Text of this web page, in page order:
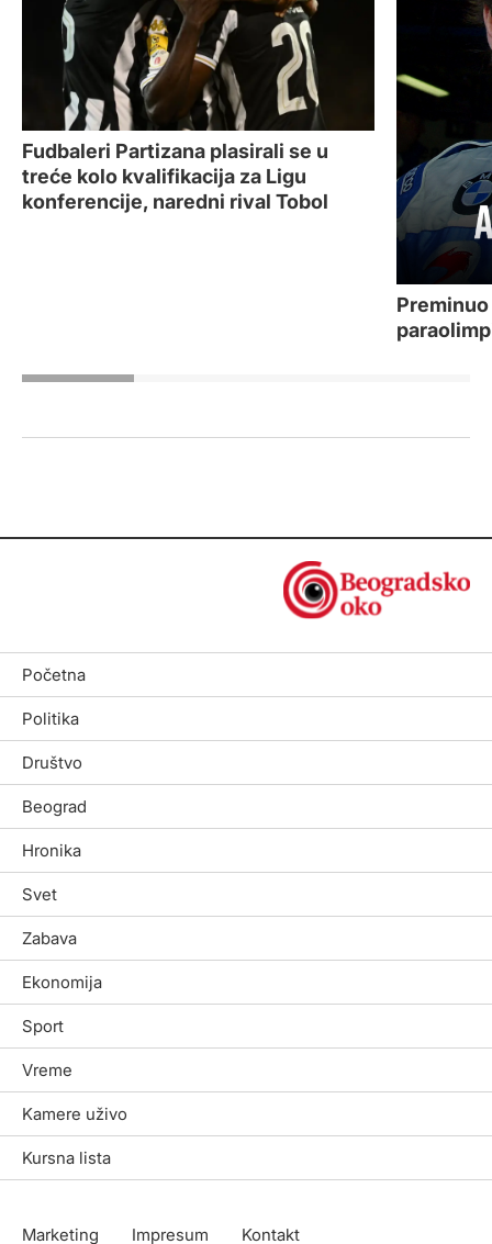
Fudbaleri Partizana plasirali se u
treće kolo kvalifikacija za Ligu
konferencije, naredni rival Tobol
Početna
Politika
Društvo
Beograd
Hronika
Svet
Zabava
Ekonomija
Sport
Vreme
Kamere uživo
Kursna lista
Marketing Impresum Kontakt